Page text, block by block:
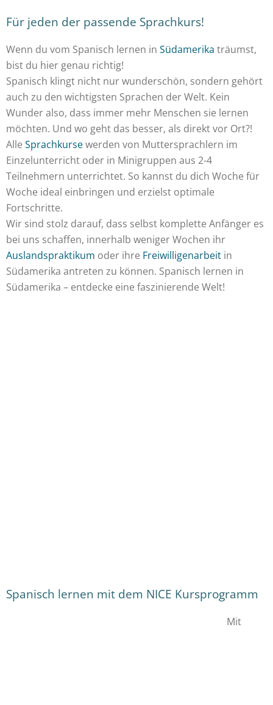
Für jeden der passende Sprachkurs!
Wenn du vom Spanisch lernen in Südamerika träumst,
bist du hier genau richtig!
Spanisch klingt nicht nur wunderschön, sondern gehört
auch zu den wichtigsten Sprachen der Welt. Kein
Wunder also, dass immer mehr Menschen sie lernen
möchten. Und wo geht das besser, als direkt vor Ort?!
Alle Sprachkursewerden von Muttersprachlern im
Einzelunterricht oder in Minigruppen aus 2-4
Teilnehmern unterrichtet. So kannst du dich Woche für
Woche ideal einbringen und erzielst optimale
Fortschritte.
Wir sind stolz darauf, dass selbst komplette Anfänger es
bei uns schaffen, innerhalb weniger Wochen ihr
Auslandspraktikum oder ihre Freiwilligenarbeit in
Südamerika antreten zu können. Spanisch lernen in
Südamerika – entdecke eine faszinierende Welt!
Spanisch lernen mit dem NICE Kursprogramm
Mit